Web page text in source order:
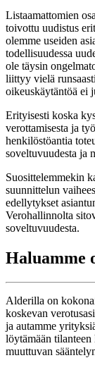
Listaamattomien
toivottu uudistus
olemme useiden
todellisuudessa
ole täysin
liittyy vielä
oikeuskäytäntöä ei
Erityisesti koska
verottamisesta ja
henkilöstöantia
soveltuvuudesta ja
Suosittelemmekin
suunnittelun
edellytykset
Verohallinnolta
soveltuvuudesta.
Haluamme
Alderilla on
koskevan
ja autamme
löytämään
muuttuvan